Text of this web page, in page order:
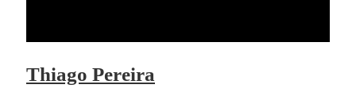
Thiago Pereira